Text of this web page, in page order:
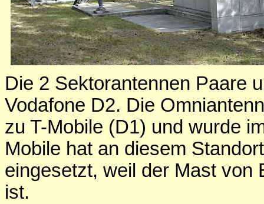
Die 2 Sektorantennen Paare
Vodafone D2. Die
zu T-Mobile (D1) und wurde
Mobile hat an diesem
eingesetzt, weil der Mast von
ist.